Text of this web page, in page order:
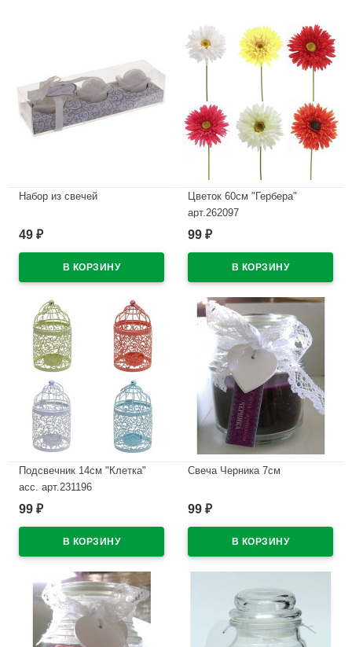
Набор из свечей
49 ₽
Цветок 60см "Гербера"
арт.262097
В наличии
99 ₽
Подсвечник 14см "Клетка"
асс. арт.231196
В наличии
99 ₽
Свеча Черника 7см
99 ₽